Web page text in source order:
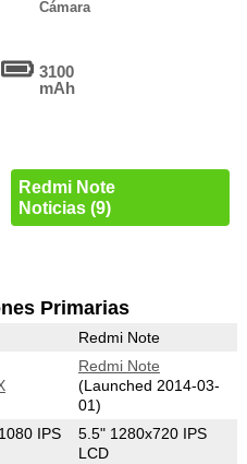
Cámara
3100
mAh
Redmi Note
Noticias (9)
Primarias
Redmi Note
Redmi Note
(Launched 2014-03-
01)
IPS
5.5" 1280x720 IPS
LCD